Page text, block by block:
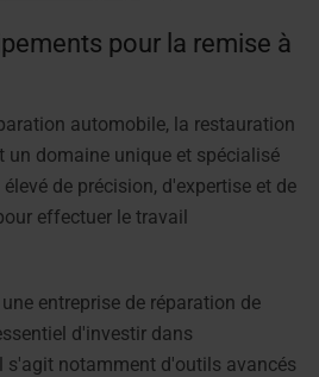
pour la remise à
automobile, la restauration
un domaine unique et spécialisé
de précision, d'expertise et de
effectuer le travail
entreprise de réparation de
d'investir dans
s'agit notamment d'outils avancés